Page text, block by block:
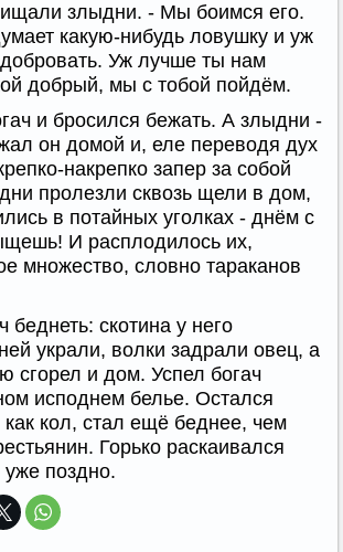
злыдни. - Мы боимся его.
какую-нибудь ловушку и уж
Уж лучше ты нам
добрый, мы с тобой пойдём.
и бросился бежать. А злыдни -
он домой и, еле переводя дух
накрепко запер за собой
пролезли сквозь щели в дом,
в потайных уголках - днём с
И расплодилось их,
множество, словно тараканов
беднеть: скотина у него
украли, волки задрали овец, а
сгорел и дом. Успел богач
исподнем белье. Остался
как кол, стал ещё беднее, чем
Горько раскаивался
поздно.